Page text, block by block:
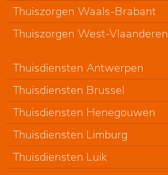
Thuiszorgen Waals-Brabant
Thuiszorgen West-Vlaanderen
Thuisdiensten Antwerpen
Thuisdiensten Brussel
Thuisdiensten Henegouwen
Thuisdiensten Limburg
Thuisdiensten Luik